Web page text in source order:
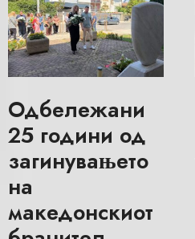
Одбележани
25 години од
загинувањето
на
македонскиот